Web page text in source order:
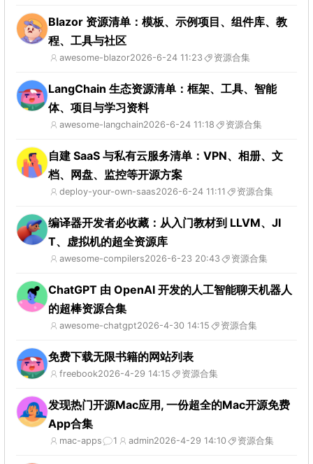
Blazor 资源清单：模板、示例项目、组件库、教
程、工具与社区
awesome-blazor2026-6-24 11:23 资源合集
LangChain 生态资源清单：框架、工具、智能
体、项目与学习资料
awesome-langchain2026-6-24 11:18 资源合集
自建 SaaS 与私有云服务清单：VPN、相册、文
档、网盘、监控等开源方案
deploy-your-own-saas2026-6-24 11:11 资源合集
编译器开发者必收藏：从入门教材到 LLVM、JI
T、虚拟机的超全资源库
awesome-compilers2026-6-23 20:43 资源合集
ChatGPT 由 OpenAI 开发的人工智能聊天机器人
的超棒资源合集
awesome-chatgpt2026-4-30 14:15 资源合集
免费下载无限书籍的网站列表
freebook2026-4-29 14:15 资源合集
发现热门开源Mac应用, 一份超全的Mac开源免费
App合集
mac-apps 1 admin2026-4-29 14:10 资源合集